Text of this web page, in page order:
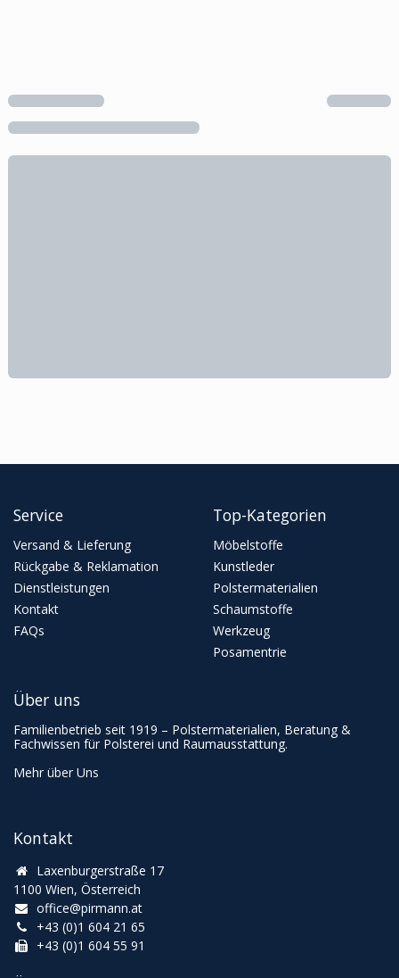
Service
Versand & Lieferung
Rückgabe & Reklamation
Dienstleistungen
Kontakt
FAQs
Top-Kategorien
Möbelstoffe
Kunstleder
Polstermaterialien
Schaumstoffe
Werkzeug
Posamentrie
Kontakt
Laxenburgerstraße 17
1100 Wien, Österreich
office@pirmann.at
+43 (0)1 604 21 65
+43 (0)1 604 55 91
Über uns
Familienbetrieb seit 1919 – Polstermaterialien, Beratung &
Fachwissen für Polsterei und Raumausstattung.
Mehr über Uns